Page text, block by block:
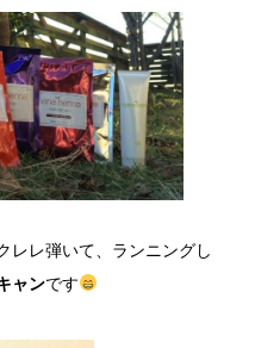
レレ弾いて、ランニングし
ャンです